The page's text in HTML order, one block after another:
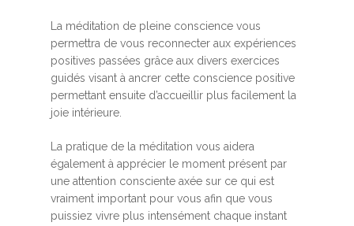
La méditation de pleine conscience vous
permettra de vous reconnecter aux expériences
positives passées grâce aux divers exercices
guidés visant à ancrer cette conscience positive
permettant ensuite d’accueillir plus facilement la
joie intérieure.
La pratique de la méditation vous aidera
également à apprécier le moment présent par
une attention consciente axée sur ce qui est
vraiment important pour vous afin que vous
puissiez vivre plus intensément chaque instant